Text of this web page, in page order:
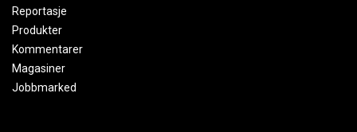
Reportasje
Produkter
Kommentarer
Magasiner
Jobbmarked